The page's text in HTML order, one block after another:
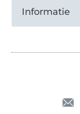
Informatie